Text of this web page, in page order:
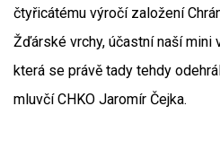
čtyřicátému výročí založení
Žďárské vrchy, účastní naší mini
která se právě tady tehdy
mluvčí CHKO Jaromír Čejka.